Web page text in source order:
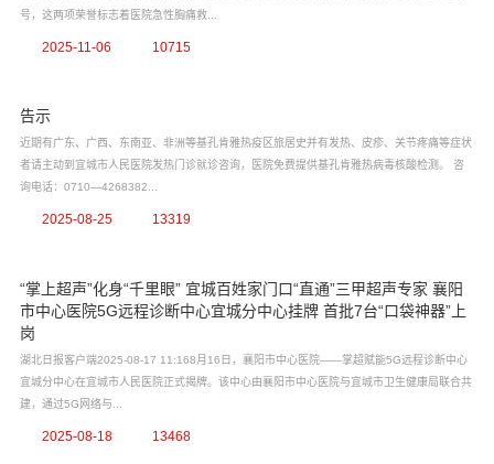
号，这两项荣誉标志着医院急性胸痛救...
2025-11-06 10715
告示
近期有广东、广西、东南亚、非洲等基孔肯雅热疫区旅居史并有发热、皮疹、关节疼痛等症状
者请主动到宜城市人民医院发热门诊就诊咨询，医院免费提供基孔肯雅热病毒核酸检测。 咨
询电话：0710—4268382...
2025-08-25 13319
“掌上超声”化身“千里眼” 宜城百姓家门口“直通”三甲超声专家 襄阳
市中心医院5G远程诊断中心宜城分中心挂牌 首批7台“口袋神器”上
岗
湖北日报客户端2025-08-17 11:168月16日，襄阳市中心医院——掌超赋能5G远程诊断中心
宜城分中心在宜城市人民医院正式揭牌。该中心由襄阳市中心医院与宜城市卫生健康局联合共
建，通过5G网络与...
2025-08-18 13468